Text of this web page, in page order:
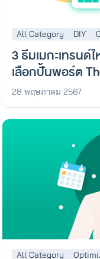
All Category DIY
3 ธีมเมกะเทรนด์
เลือกปั้นพอร์ต
28 พฤษภาคม 2567
All Category